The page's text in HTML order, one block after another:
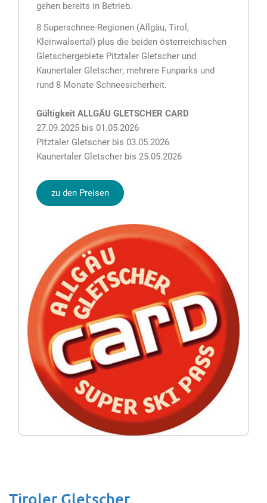
gehen bereits in Betrieb.
8 Superschnee-Regionen (Allgäu, Tirol,
Kleinwalsertal) plus die beiden österreichischen
Gletschergebiete Pitztaler Gletscher und
Kaunertaler Gletscher; mehrere Funparks und
rund 8 Monate Schneesicherheit.
Gültigkeit ALLGÄU GLETSCHER CARD
27.09.2025 bis 01.05.2026
Pitztaler Gletscher bis 03.05.2026
Kaunertaler Gletscher bis 25.05.2026
zu den Preisen
Tiroler Gletscher